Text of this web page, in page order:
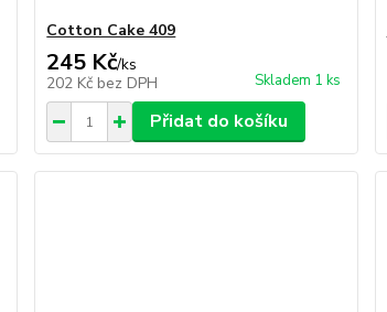
Cotton Cake 409
245 Kč/ks
202 Kč bez DPH Skladem 1 ks
Přidat do košíku